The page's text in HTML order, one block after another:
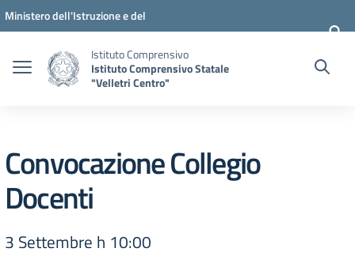
Vai ai contenuti
Vai al menu di navigazione
Vai al footer
Ministero dell'Istruzione e del
Istituto Comprensivo
Istituto Comprensivo Statale
"Velletri Centro"
Convocazione Collegio
Docenti
3 Settembre h 10:00